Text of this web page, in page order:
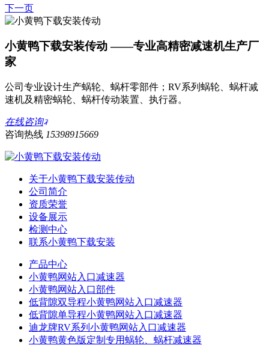
下一页
小黄鸭下载安装传动 ——专业高精密减速机生产厂
家
公司专业设计生产蜗轮、蜗杆零部件；RV系列蜗轮、蜗杆减
速机及精密蜗轮、蜗杆传动装置、执行器。
在线咨询
咨询热线 15398915669
关于小黄鸭下载安装传动
公司简介
资质荣誉
设备展示
检测中心
联系小黄鸭下载安装
产品中心
小黄鸭网站入口减速器
小黄鸭网站入口部件
低背隙双导程小黄鸭网站入口减速器
低背隙单导程小黄鸭网站入口减速器
迪龙牌RV系列小黄鸭网站入口减速器
小黄鸭黄色版定制专用蜗轮、蜗杆减速器